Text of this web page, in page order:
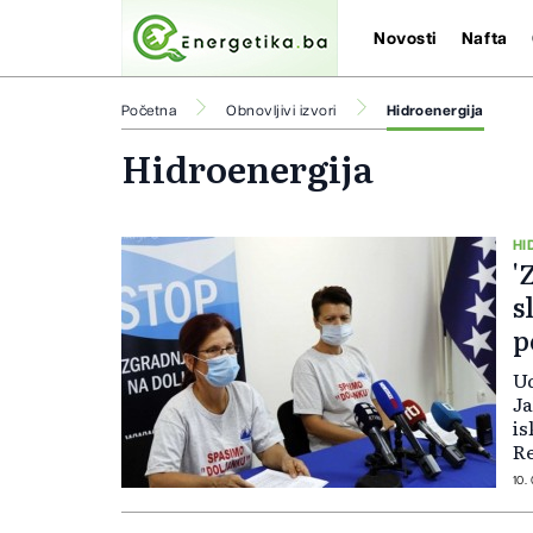
Novosti Nafta
Početna Obnovljivi izvori Hidroenergija
Hidroenergija
10.